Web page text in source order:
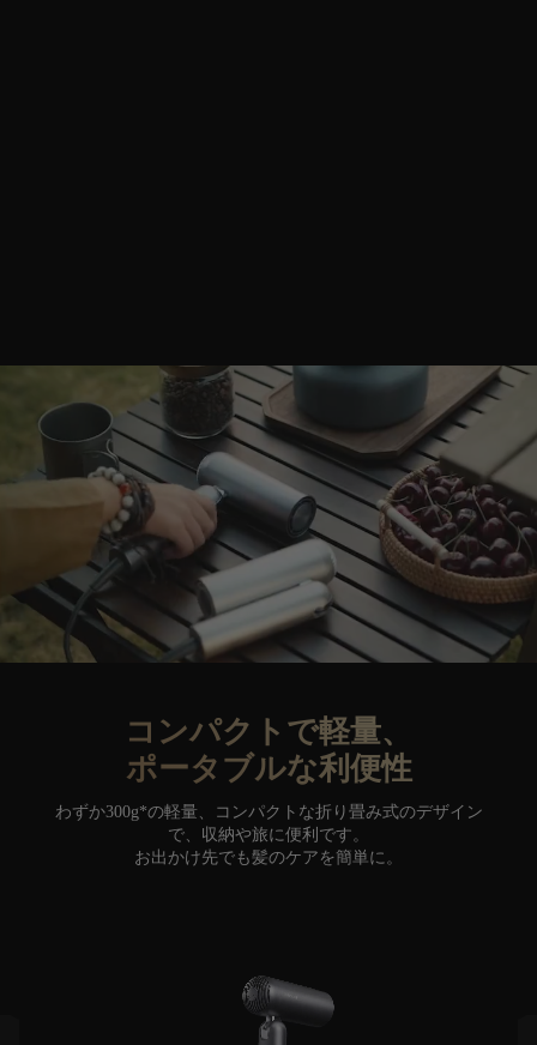
コンパクトで軽量、
ポータブルな利便性
わずか300g*の軽量、コンパクトな折り畳み式のデザイン
で、収納や旅に便利です。
お出かけ先でも髪のケアを簡単に。